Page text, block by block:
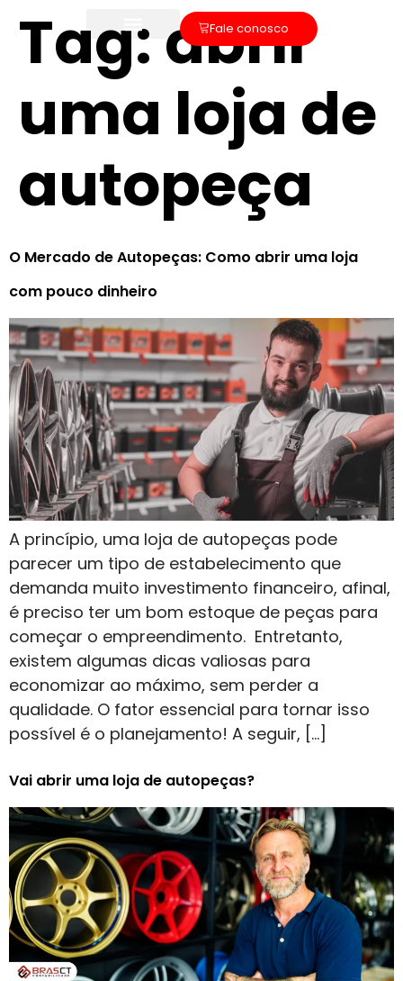
Fale conosco
Tag: abrir
uma loja de
autopeça
O Mercado de Autopeças: Como abrir uma loja
com pouco dinheiro
A princípio, uma loja de autopeças pode
parecer um tipo de estabelecimento que
demanda muito investimento financeiro, afinal,
é preciso ter um bom estoque de peças para
começar o empreendimento. Entretanto,
existem algumas dicas valiosas para
economizar ao máximo, sem perder a
qualidade. O fator essencial para tornar isso
possível é o planejamento! A seguir, […]
Vai abrir uma loja de autopeças?